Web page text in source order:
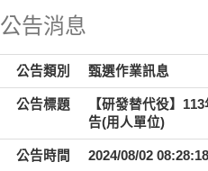
公告消息
公告類別 甄選作業訊息
公告標題
【研發替代役】
告(用人單位)
公告時間 2024/08/02 08:28:18